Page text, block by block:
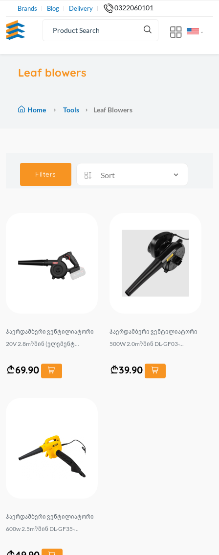
Brands Blog Delivery 0322060101
Leaf blowers
Home Tools Leaf Blowers
Filters
ჰაერდამბერი ვენტილიატორი
20V 2.8m³/მინ (ელემენტ...
69.90
ჰაერდამბერი ვენტილიატორი
500W 2.0m³/მინ DL-GF03-...
39.90
ჰაერდამბერი ვენტილიატორი
600w 2.5m³/მინ DL-GF35-...